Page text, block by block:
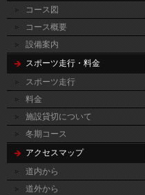
コース図
コース概要
設備案内
スポーツ走行・料金
スポーツ走行
料金
施設貸切について
冬期コース
アクセスマップ
道内から
道外から